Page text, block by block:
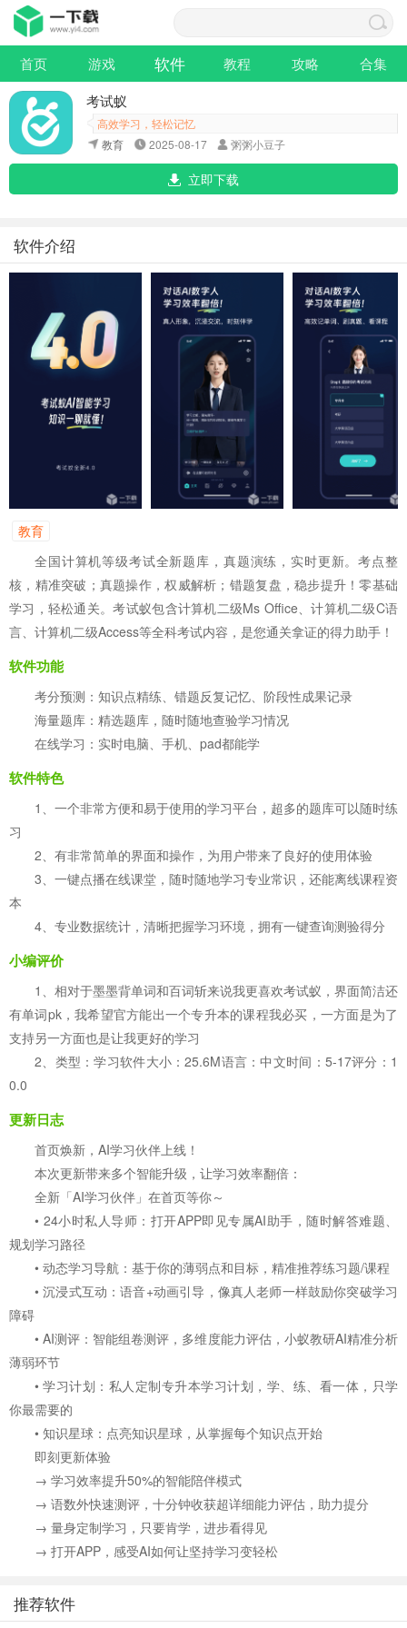
首页 游戏 软件 教程 攻略 合集
考试蚁
高效学习，轻松记忆
教育
2025-08-17 粥粥小豆子
立即下载
软件介绍
教育
全国计算机等级考试全新题库，真题演练，实时更新。考点整
核，精准突破；真题操作，权威解析；错题复盘，稳步提升！零基础
学习，轻松通关。考试蚁包含计算机二级Ms Office、计算机二级C语
言、计算机二级Access等全科考试内容，是您通关拿证的得力助手！
软件功能
考分预测：知识点精练、错题反复记忆、阶段性成果记录
海量题库：精选题库，随时随地查验学习情况
在线学习：实时电脑、手机、pad都能学
软件特色
1、一个非常方便和易于使用的学习平台，超多的题库可以随时练
习
2、有非常简单的界面和操作，为用户带来了良好的使用体验
3、一键点播在线课堂，随时随地学习专业常识，还能离线课程资
本
4、专业数据统计，清晰把握学习环境，拥有一键查询测验得分
小编评价
1、相对于墨墨背单词和百词斩来说我更喜欢考试蚁，界面简洁还
有单词pk，我希望官方能出一个专升本的课程我必买，一方面是为了
支持另一方面也是让我更好的学习
2、类型：学习软件大小：25.6M语言：中文时间：5-17评分：1
0.0
更新日志
首页焕新，AI学习伙伴上线！
本次更新带来多个智能升级，让学习效率翻倍：
全新「AI学习伙伴」在首页等你～
• 24小时私人导师：打开APP即见专属AI助手，随时解答难题、
规划学习路径
• 动态学习导航：基于你的薄弱点和目标，精准推荐练习题/课程
• 沉浸式互动：语音+动画引导，像真人老师一样鼓励你突破学习
障碍
• AI测评：智能组卷测评，多维度能力评估，小蚁教研AI精准分析
薄弱环节
• 学习计划：私人定制专升本学习计划，学、练、看一体，只学
你最需要的
• 知识星球：点亮知识星球，从掌握每个知识点开始
即刻更新体验
→ 学习效率提升50%的智能陪伴模式
→ 语数外快速测评，十分钟收获超详细能力评估，助力提分
→ 量身定制学习，只要肯学，进步看得见
→ 打开APP，感受AI如何让坚持学习变轻松
推荐软件